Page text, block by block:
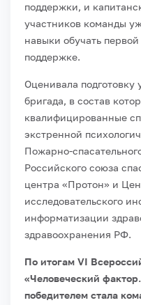
поддержки, и
участников команды
навыки обучать
поддержке.
Оценивала подготовку
бригада, в состав
квалифицированные
экстренной
Пожарно-
Российского союза
центра «Протон» и
исследовательского
информатизации
здравоохранения РФ.
По итогам VI
«Человеческий
победителем стала